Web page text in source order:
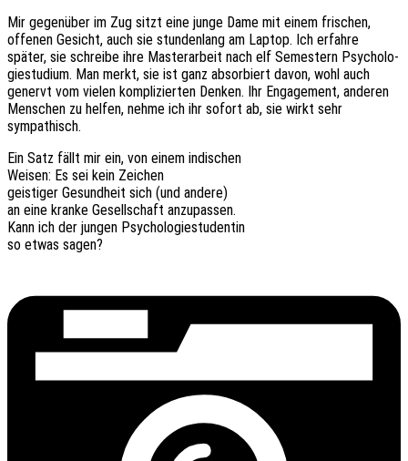
Mir gegen­über im Zug sitzt eine junge Dame mit einem frischen,
offe­nen Gesicht, auch sie stun­den­lang am Laptop. Ich erfah­re
später, sie schrei­be ihre Master­ar­beit nach elf Semes­tern Psycho­lo­
gie­stu­di­um. Man merkt, sie ist ganz absor­biert davon, wohl auch
genervt vom vielen kompli­zier­ten Denken. Ihr Enga­ge­ment, ande­ren
Menschen zu helfen, nehme ich ihr sofort ab, sie wirkt sehr
sympathisch.
Ein Satz fällt mir ein, von einem indischen
Weisen: Es sei kein Zeichen
geis­ti­ger Gesund­heit sich (und andere)
an eine kranke Gesell­schaft anzupassen.
Kann ich der jungen Psychologiestudentin
so etwas sagen?